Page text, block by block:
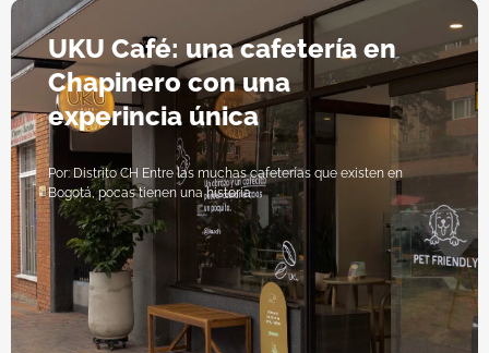
UKU Café: una cafetería en
Chapinero con una
experincia única
Por: Distrito CH Entre las muchas cafeterías que existen en
Bogotá, pocas tienen una historia